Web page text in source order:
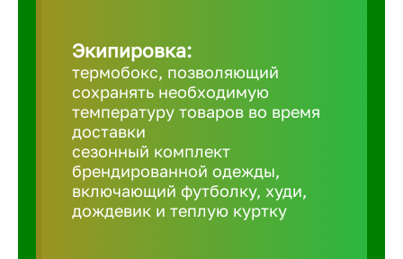
Экипировка:
термобокс, позволяющий
сохранять необходимую
температуру товаров во время
доставки
сезонный комплект
брендированной одежды,
включающий футболку, худи,
дождевик и теплую куртку